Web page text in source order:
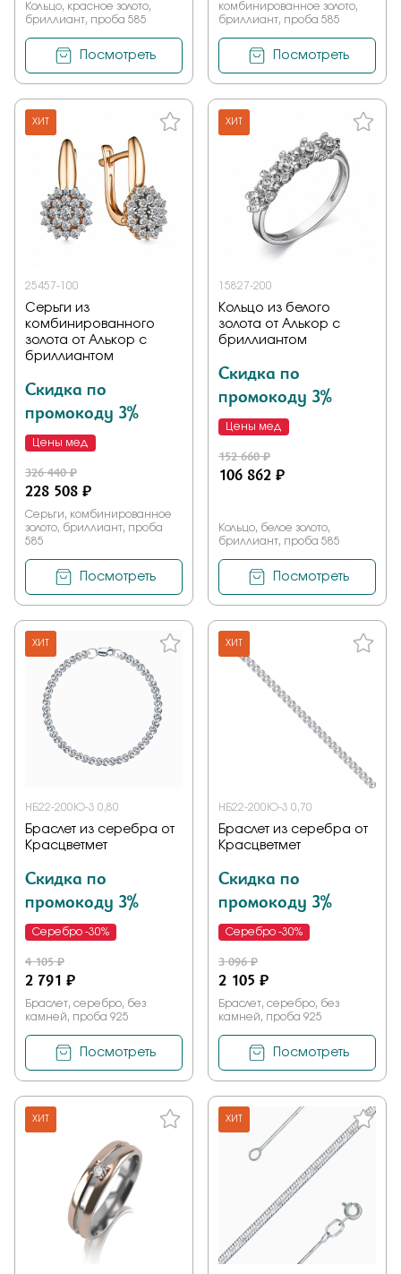
Кольцо, красное золото,
бриллиант, проба 585
Посмотреть
комбинированное золото,
бриллиант, проба 585
Посмотреть
ХИТ
25457-100
Серьги из
комбинированного
золота от Алькор с
бриллиантом
Скидка по
промокоду 3%
Цены мед
326 440 ₽
228 508 ₽
Серьги, комбинированное
золото, бриллиант, проба
585
Посмотреть
ХИТ
15827-200
Кольцо из белого
золота от Алькор с
бриллиантом
Скидка по
промокоду 3%
Цены мед
152 660 ₽
106 862 ₽
Кольцо, белое золото,
бриллиант, проба 585
Посмотреть
ХИТ
НБ22-200Ю-3 0,80
Браслет из серебра от
Красцветмет
Скидка по
промокоду 3%
Серебро -30%
4 105 ₽
2 791 ₽
Браслет, серебро, без
камней, проба 925
Посмотреть
ХИТ
НБ22-200Ю-3 0,70
Браслет из серебра от
Красцветмет
Скидка по
промокоду 3%
Серебро -30%
3 096 ₽
2 105 ₽
Браслет, серебро, без
камней, проба 925
Посмотреть
ХИТ ХИТ